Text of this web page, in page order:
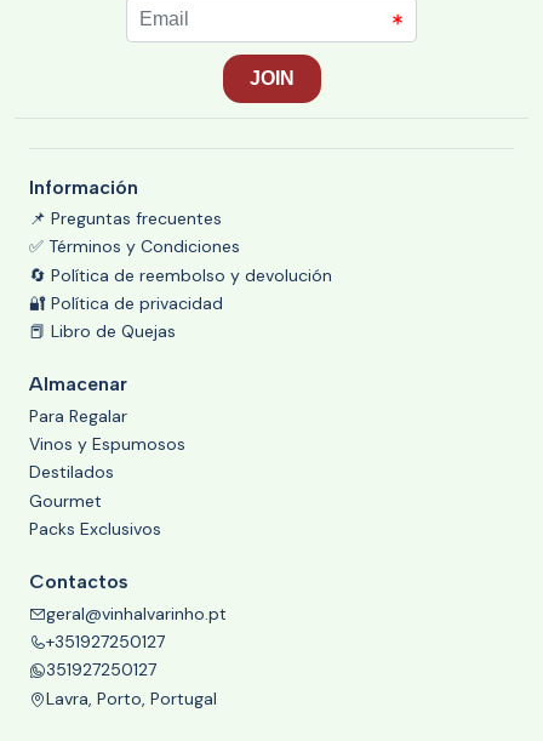
Información
📌 Preguntas frecuentes
✅ Términos y Condiciones
🔄 Política de reembolso y devolución
🔐 Política de privacidad
📕 Libro de Quejas
Almacenar
Para Regalar
Vinos y Espumosos
Destilados
Gourmet
Packs Exclusivos
Contactos
geral@vinhalvarinho.pt
+351927250127
351927250127
Lavra, Porto, Portugal